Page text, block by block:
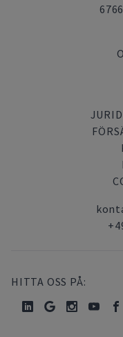
HITTA OSS PÅ: